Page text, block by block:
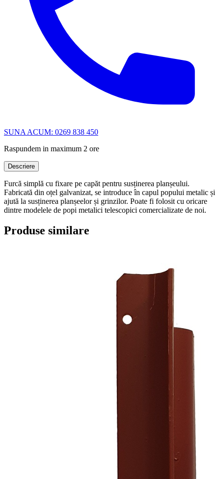
SUNA ACUM: 0269 838 450
Raspundem in maximum 2 ore
Descriere
Furcă simplă cu fixare pe capăt pentru susținerea planșeului.
Fabricată din oțel galvanizat, se introduce în capul popului metalic și
ajută la susținerea planșeelor și grinzilor. Poate fi folosit cu oricare
dintre modelele de popi metalici telescopici comercializate de noi.
Produse similare